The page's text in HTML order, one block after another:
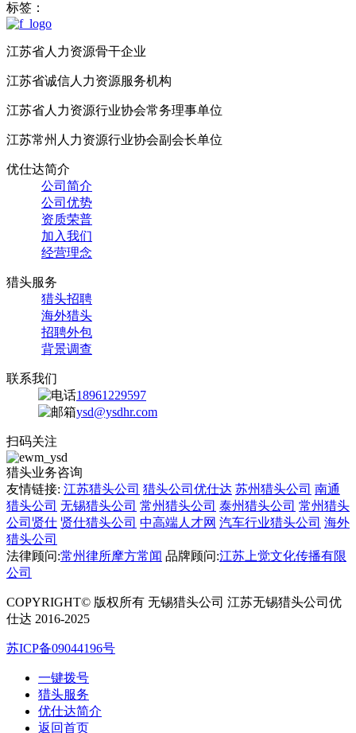
标签：
江苏省人力资源骨干企业
江苏省诚信人力资源服务机构
江苏省人力资源行业协会常务理事单位
江苏常州人力资源行业协会副会长单位
优仕达简介
公司简介
公司优势
资质荣普
加入我们
经营理念
猎头服务
猎头招聘
海外猎头
招聘外包
背景调查
联系我们
18961229597
ysd@ysdhr.com
扫码关注
猎头业务咨询
友情链接: 江苏猎头公司 猎头公司优仕达 苏州猎头公司 南通
猎头公司 无锡猎头公司 常州猎头公司 泰州猎头公司 常州猎头
公司贤仕 贤仕猎头公司 中高端人才网 汽车行业猎头公司 海外
猎头公司
法律顾问:常州律所摩方常闻 品牌顾问:江苏上觉文化传播有限
公司
COPYRIGHT© 版权所有 无锡猎头公司 江苏无锡猎头公司优
仕达 2016-2025
苏ICP备09044196号
一键拨号
猎头服务
优仕达简介
返回首页